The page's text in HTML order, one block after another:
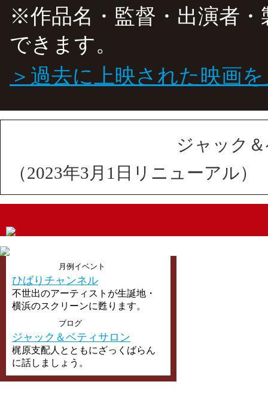
※作品名・監督・出演者
できます。
＞過去に上映された映画
ジャック
（2023年3月1日リニューアル）
月例イベント
ひばりチャンネル
不世出のアーティストが生誕地・
横浜のスクリーンに甦ります。
ブログ
ジャック＆ベティサロン
梶原支配人とともにざっくばらん
に話しましょう。